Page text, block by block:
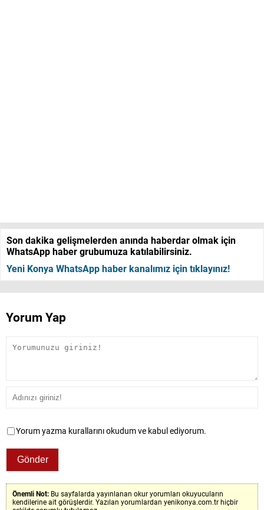
Son dakika gelişmelerden anında haberdar olmak için
WhatsApp haber grubumuza katılabilirsiniz.
Yeni Konya WhatsApp haber kanalımız için tıklayınız!
Yorum Yap
Yorum yazma kurallarını okudum ve kabul ediyorum.
Önemli Not: Bu sayfalarda yayınlanan okur yorumları okuyucuların
kendilerine ait görüşlerdir. Yazılan yorumlardan yenikonya.com.tr hiçbir